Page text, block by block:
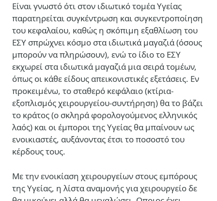
Είναι γνωστό ότι στον ιδιωτικό τομέα Υγείας
παρατηρείται συγκέντρωση και συγκεντροποίηση
του κεφαλαίου, καθώς η σκόπιμη εξαθλίωση του
ΕΣΥ σπρώχνει κόσμο στα ιδιωτικά μαγαζιά (όσους
μπορούν να πληρώσουν), ενώ το ίδιο το ΕΣΥ
εκχωρεί στα ιδιωτικά μαγαζιά μια σειρά τομέων,
όπως οι κάθε είδους απεικονιστικές εξετάσεις. Εν
προκειμένω, το σταθερό κεφάλαιο (κτίρια-
εξοπλισμός χειρουργείου-συντήρηση) θα το βάζει
το κράτος (ο σκληρά φορολογούμενος ελληνικός
λαός) και οι έμποροι της Υγείας θα μπαίνουν ως
ενοικιαστές, αυξάνοντας έτσι το ποσοστό του
κέρδους τους.
Με την ενοικίαση χειρουργείων στους εμπόρους
της Υγείας, η λίστα αναμονής για χειρουργείο δε